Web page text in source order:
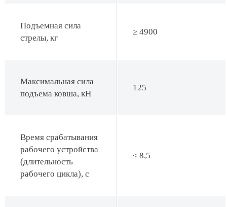
Подъемная сила
стрелы, кг
≥ 4900
Максимальная сила
подъема ковша, кН
125
Время срабатывания
рабочего устройства
(длительность
рабочего цикла), с
≤ 8,5